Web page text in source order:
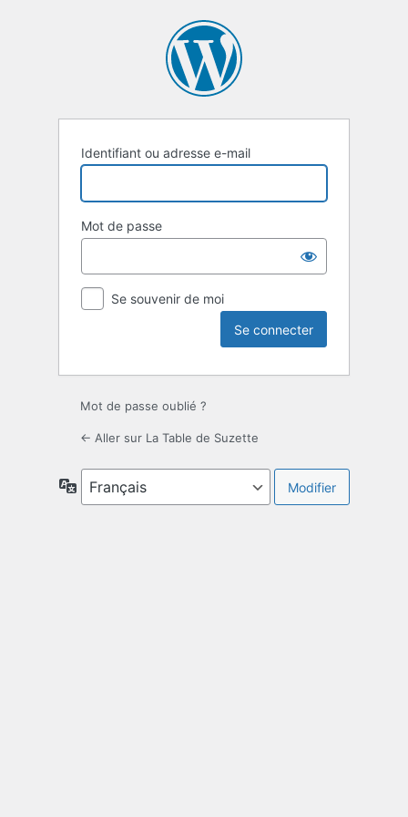
Identifiant ou adresse e-mail
Mot de passe
Se souvenir de moi
Mot de passe oublié ?
← Aller sur La Table de Suzette
Langue